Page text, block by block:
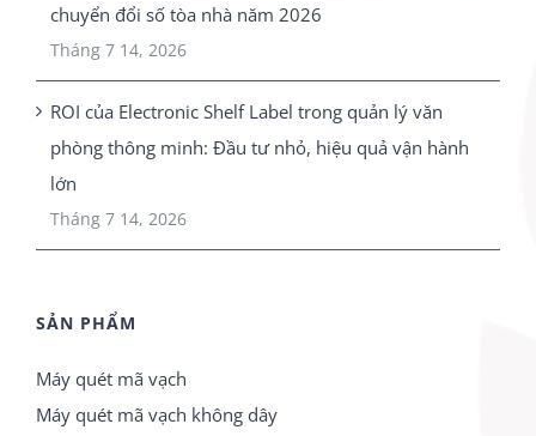
chuyển đổi số tòa nhà năm 2026
Tháng 7 14, 2026
ROI của Electronic Shelf Label trong quản lý văn
phòng thông minh: Đầu tư nhỏ, hiệu quả vận hành
lớn
Tháng 7 14, 2026
SẢN PHẨM
Máy quét mã vạch
Máy quét mã vạch không dây